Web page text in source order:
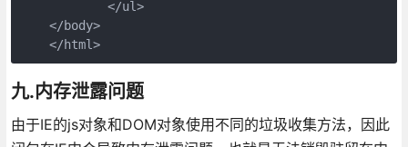
            </ul>
    </body>
    </html>
九.内存泄露问题
由于IE的js对象和DOM对象使用不同的垃圾收集方法，因此